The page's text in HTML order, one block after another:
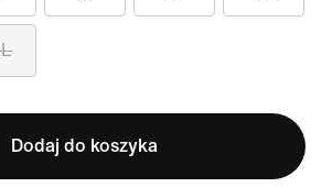
Dodaj do koszyka